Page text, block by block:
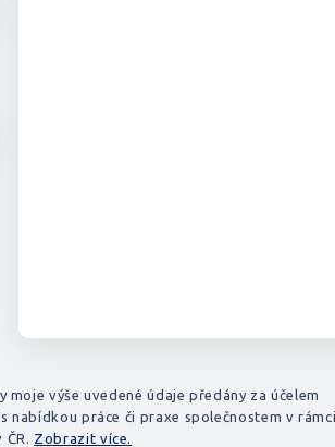
moje výše uvedené údaje předány za účelem
nabídkou práce či praxe společnostem v
Zobrazit více.